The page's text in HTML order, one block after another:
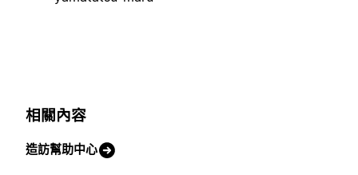
相關內容
造訪幫助中心